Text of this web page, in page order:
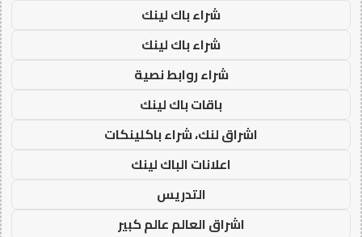
شراء باك لينك
شراء باك لينك
شراء روابط نصية
باقات باك لينك
اشراق لنك، شراء باكلينكات
اعلانات الباك لينك
التدريس
اشراق العالم عالم كبير